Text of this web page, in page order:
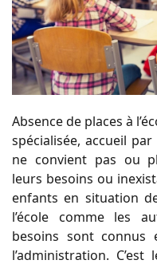
Absence de places à
spécialisée, accueil
ne convient pas ou
leurs besoins ou
enfants en situation
l’école comme les
besoins sont connus
l’administration.